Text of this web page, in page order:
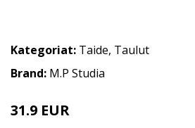
Kategoriat: Taide, Taulut
Brand: M.P Studia
31.9 EUR